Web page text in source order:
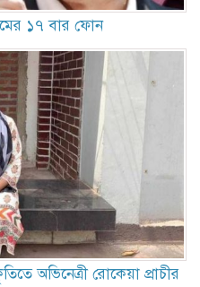
১৭ বার ফোন
অভিনেত্রী রোকেয়া প্রাচীর